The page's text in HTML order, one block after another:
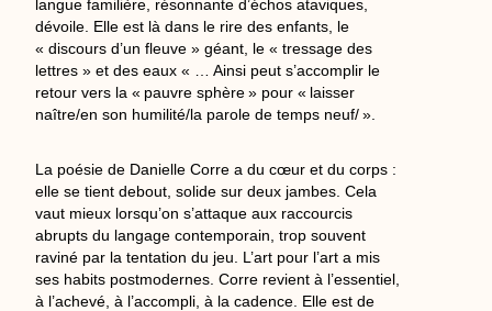
langue familière, résonnante d’échos ataviques,
dévoile. Elle est là dans le rire des enfants, le
« discours d’un fleuve » géant, le « tressage des
lettres » et des eaux « … Ainsi peut s’accomplir le
retour vers la « pauvre sphère » pour « laisser
naître/en son humilité/la parole de temps neuf/ ».
La poésie de Danielle Corre a du cœur et du corps :
elle se tient debout, solide sur deux jambes. Cela
vaut mieux lorsqu’on s’attaque aux raccourcis
abrupts du langage contemporain, trop souvent
raviné par la tentation du jeu. L’art pour l’art a mis
ses habits postmodernes. Corre revient à l’essentiel,
à l’achevé, à l’accompli, à la cadence. Elle est de